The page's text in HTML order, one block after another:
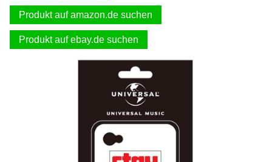
Presse
Datenschutz
Produkt auf amazon.de suchen
Produkt auf ebay.de suchen